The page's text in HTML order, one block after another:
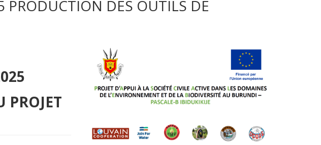
DES OUTILS DE
PROJET